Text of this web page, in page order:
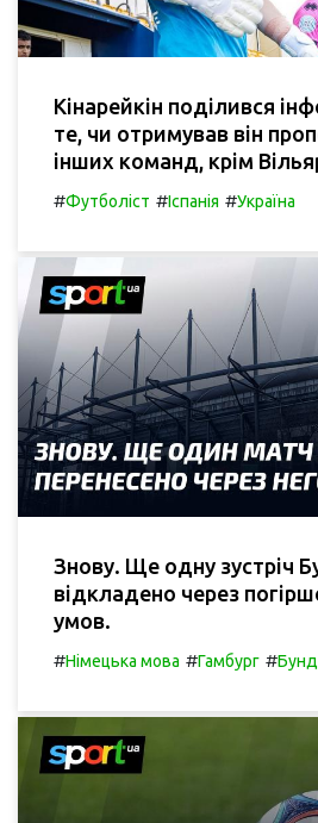
Кінарейкін поділився
те, чи отримував він
інших команд, крім
#Футболіст #Іспанія #Україна
Знову. Ще одну зустріч
відкладено через
умов.
#Німецька мова #Гамбург #